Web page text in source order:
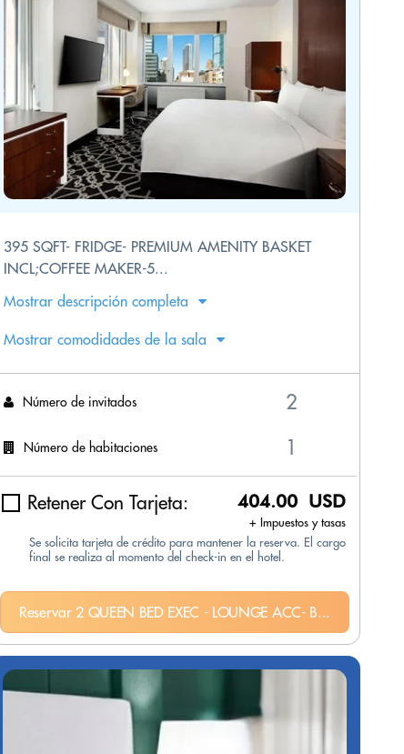
395 SQFT- FRIDGE- PREMIUM AMENITY BASKET
INCL;COFFEE MAKER-5...
Mostrar descripción completa
Mostrar comodidades de la sala
Número de invitados
Número de habitaciones
Retener Con Tarjeta: 404.00 USD
+ Impuestos y tasas
Se solicita tarjeta de crédito para mantener la reserva. El cargo
final se realiza al momento del check-in en el hotel.
Reservar 2 QUEEN BED EXEC - LOUNGE ACC- B...